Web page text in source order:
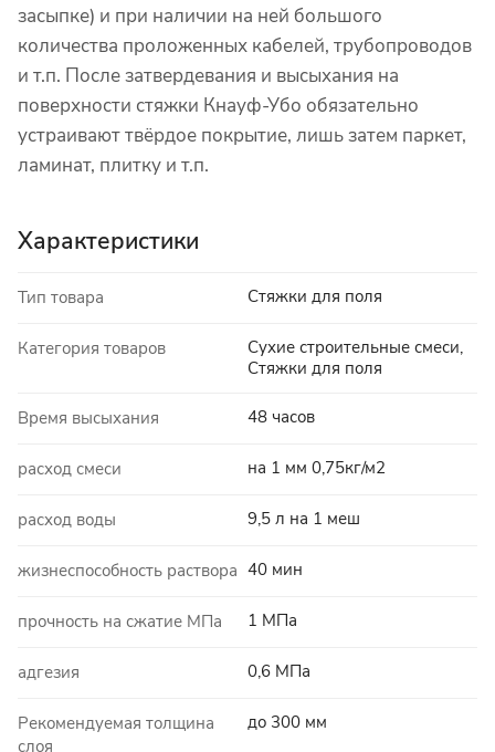
засыпке) и при наличии на ней большого
количества проложенных кабелей, трубопроводов
и т.п. После затвердевания и высыхания на
поверхности стяжки Кнауф-Убо обязательно
устраивают твёрдое покрытие, лишь затем паркет,
ламинат, плитку и т.п.
Характеристики
Тип товара Стяжки для поля
Категория товаров
Сухие строительные смеси,
Стяжки для поля
Время высыхания 48 часов
расход смеси на 1 мм 0,75кг/м2
расход воды 9,5 л на 1 меш
жизнеспособность раствора 40 мин
прочность на сжатие МПа 1 МПа
адгезия 0,6 МПа
Рекомендуемая толщина
слоя
до 300 мм